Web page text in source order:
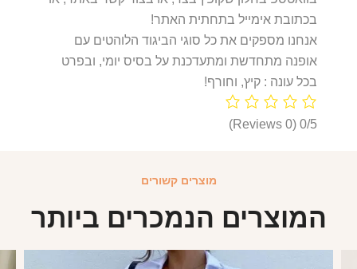
בכתובת אימייל בתחתית האתר!
אנחנו מספקים את כל סוגי הביגוד הלוהטים עם
אופנה מתחדשת ומתעדכנת על בסיס יומי, ובפרט
בכל עונה : קיץ, וחורף!
0/5
(0 Reviews)
מוצרים קשורים
המוצרים הנמכרים ביותר